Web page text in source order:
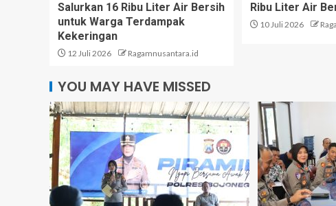
Salurkan 16 Ribu Liter Air Bersih
untuk Warga Terdampak
Kekeringan
12 Juli 2026 Ragamnusantara.id
Ribu Liter Air
10 Juli 2026
YOU MAY HAVE MISSED